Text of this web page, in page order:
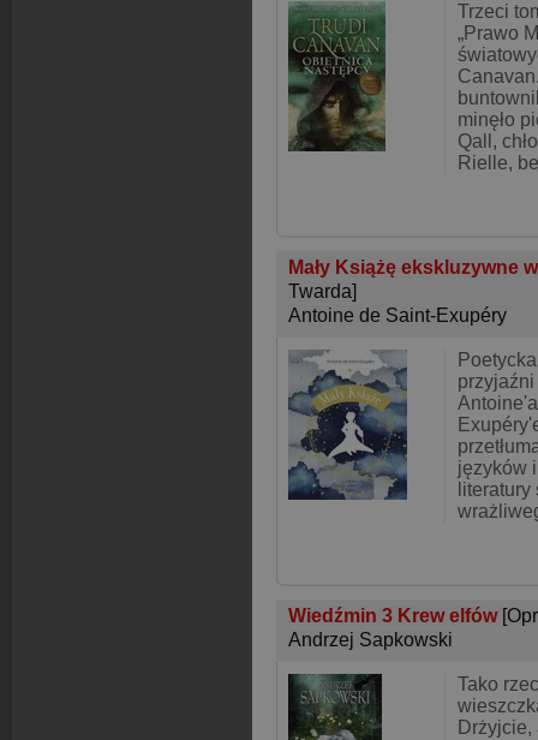
Trzeci
„Prawo
minęło
Qall,
Rielle,
Mały Książę ekskluzywne
Twarda]
Antoine de Saint-Exupéry
języków
Wiedźmin 3 Krew elfów
Andrzej Sapkowski
Tako